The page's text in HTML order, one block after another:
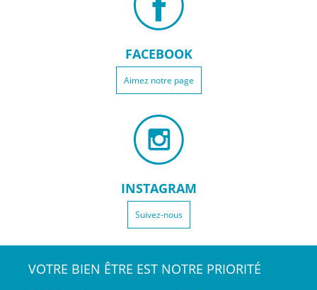
FACEBOOK
Aimez notre page
INSTAGRAM
Suivez-nous
VOTRE BIEN ÊTRE EST NOTRE PRIORITÉ